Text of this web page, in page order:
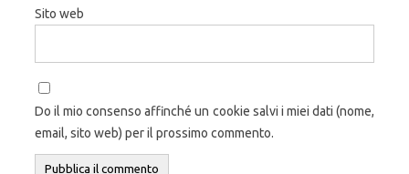
Sito web
Do il mio consenso affinché un cookie salvi i miei dati (nome,
email, sito web) per il prossimo commento.